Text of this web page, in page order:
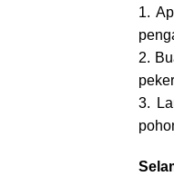
1.
2.
3.